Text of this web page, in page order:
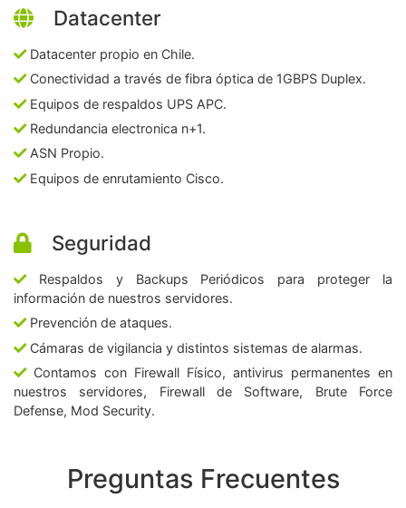
Datacenter
Datacenter propio en Chile.
Conectividad a través de fibra óptica de 1GBPS Duplex.
Equipos de respaldos UPS APC.
Redundancia electronica n+1.
ASN Propio.
Equipos de enrutamiento Cisco.
Seguridad
Respaldos y Backups Periódicos para proteger la
información de nuestros servidores.
Prevención de ataques.
Cámaras de vigilancia y distintos sistemas de alarmas.
Contamos con Firewall Físico, antivirus permanentes en
nuestros servidores, Firewall de Software, Brute Force
Defense, Mod Security.
Preguntas Frecuentes